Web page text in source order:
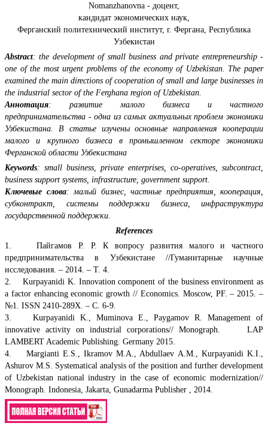
Nomanzhanovna - доцент,
кандидат экономических наук,
Ферганский политехнический институт, г. Фергана, Республика
Узбекистан
Abstract: the development of small business and private entrepreneurship -
one of the most urgent problems of the economy of Uzbekistan. The paper
examined the main directions of cooperation of small and large businesses in
the industrial sector of the Ferghana region of Uzbekistan.
Аннотация: развитие малого бизнеса и частного
предпринимательства - одна из самых актуальных проблем экономики
Узбекистана. В статье изучены основные направления кооперации
малого и крупного бизнеса в промышленном секторе экономики
Ферганской области Узбекистана
Keywords: small business, private enterprises, co-operatives, subcontract,
business support systems, infrastructure, government support.
Ключевые слова: малый бизнес, частные предприятия, кооперация,
субконтракт, системы поддержки бизнеса, инфраструктура
государственной поддержки.
References
1. Пайгамов Р. Р. К вопросу развития малого и частного
предпринимательства в Узбекистане //Гуманитарные научные
исследования. – 2014. – Т. 4.
2. Kurpayanidi K. Innovation component of the business environment as
a factor enhancing economic growth // Economics. Moscow, PF. – 2015. –
№1. ISSN 2410-289Х. – С. 6-9.
3. Kurpayanidi K., Muminova E., Paygamov R. Management of
innovative activity on industrial corporations// Monograph. LAP
LAMBERT Academic Publishing. Germany 2015.
4. Margianti E.S., Ikramov M.A., Abdullaev A.M., Kurpayanidi K.I.,
Ashurov M.S. Systematical analysis of the position and further development
of Uzbekistan national industry in the case of economic modernization//
Monograph. Indonesia, Jakarta, Gunadarma Publisher , 2014.